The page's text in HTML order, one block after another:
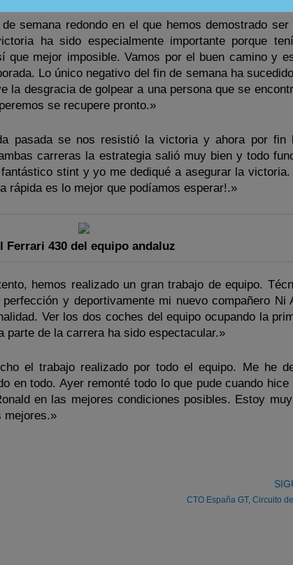
semana redondo en el que hemos demostrado ser
ha sido especialmente importante porque
que mejor imposible. Vamos por el buen camino y
Lo único negativo del fin de semana ha
la desgracia de golpear a una persona que se
se recupere pronto.»
pasada se nos resistió la victoria y ahora por fin
carreras la estrategia salió muy bien y todo
stint y yo me dediqué a asegurar la victoria.
rápida es lo mejor que podíamos esperar!.»
Ferrari 430 del equipo andaluz
hemos realizado un gran trabajo de equipo.
y deportivamente mi nuevo compañero Ni
Ver los dos coches del equipo ocupando la
parte de la carrera ha sido espectacular.»
el trabajo realizado por todo el equipo. Me he
en todo. Ayer remonté todo lo que pude cuando
en las mejores condiciones posibles. Estoy
mejores.»
CTO España GT, Circuito